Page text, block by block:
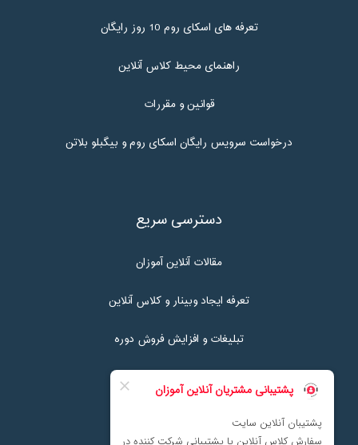
تعرفه های اسکای روم 10 روز رایگان
راهنمای محیط کلاس آنلاین
قوانین و مقررات
درخواست سرویس رایگان اسکای روم و بیگبلو بلاتن
دسترسی سریع
مقالات آنلاین آموزان
تعرفه ایجاد وبینار و کلاس آنلاین
تبلیغات و افزایش فروش دوره